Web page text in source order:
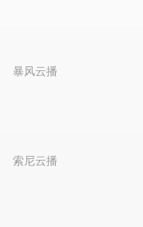
暴风云播
索尼云播